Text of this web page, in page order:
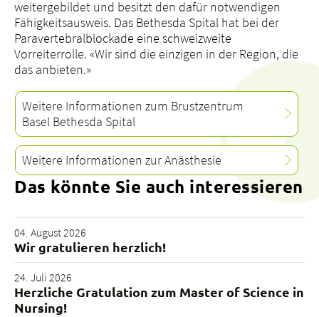
weitergebildet und besitzt den dafür notwendigen
Fähigkeitsausweis. Das Bethesda Spital hat bei der
Paravertebralblockade eine schweizweite
Vorreiterrolle. «Wir sind die einzigen in der Region, die
das anbieten.»
Weitere Informationen zum Brustzentrum
Basel Bethesda Spital
Weitere Informationen zur Anästhesie
Das könnte Sie auch interessieren
04. August 2026
Wir gratulieren herzlich!
24. Juli 2026
Herzliche Gratulation zum Master of Science in
Nursing!